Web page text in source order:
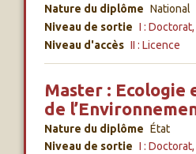
Nature du diplôme National
Niveau de sortie I :
Niveau d'accès II : Licence
Master : Ecologie
de
Nature du diplôme État
Niveau de sortie I :